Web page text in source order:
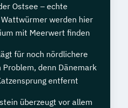
Ostsee – echte
werden hier
mit Meerwert finden
für noch nördlichere
Problem, denn Dänemark
entfernt
überzeugt vor allem